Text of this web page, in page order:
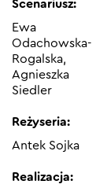
Scenariusz:
Ewa
Odachowska-
Rogalska,
Agnieszka
Siedler
Reżyseria:
Antek Sojka
Realizacja: